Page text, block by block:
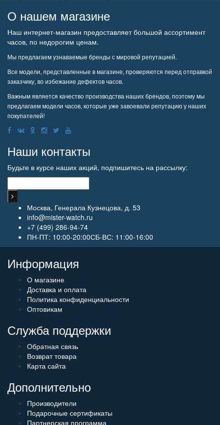
О нашем магазине
Наш интернет-магазин предоставляет большой ассортимент
часов, по недорогим ценам.
Мы предлагаем узнаваемые бренды с мировой репутацией.
Все модели, представленные в магазине, проверяются перед отправкой
заказчику, во избежание дефектов часов.
Важным является качество производства наших брендов, поэтому мы
предлагаем модели часов, которые уже завоевали репутацию у наших
покупателей!
Наши контакты
Будьте в курсе наших акций, подпишитесь на рассылку:
Москва, Генерала Кузнецова, д. 53
info@mister-watch.ru
+7 (499) 286-94-74
ПН-ПТ: 10:00-20:00СБ-ВС: 11:00-16:00
Информация
О магазине
Доставка и оплата
Политика конфиденциальности
Оптовикам
Служба поддержки
Обратная связь
Возврат товара
Карта сайта
Дополнительно
Производители
Подарочные сертификаты
Партнерская программа